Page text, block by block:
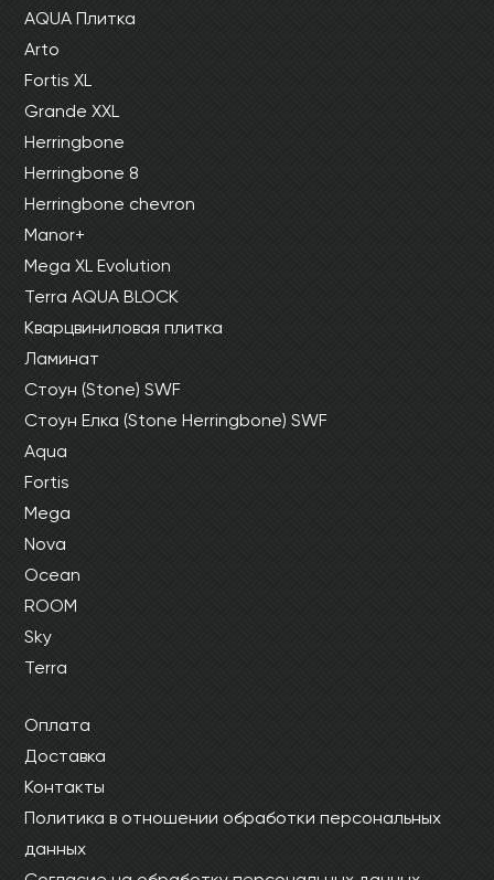
AQUA Плитка
Arto
Fortis XL
Grande XXL
Herringbone
Herringbone 8
Herringbone chevron
Manor+
Mega XL Evolution
Terra AQUA BLOCK
Кварцвиниловая плитка
Ламинат
Стоун (Stone) SWF
Стоун Елка (Stone Herringbone) SWF
Aqua
Fortis
Mega
Nova
Ocean
ROOM
Sky
Terra
Оплата
Доставка
Контакты
Политика в отношении обработки персональных
данных